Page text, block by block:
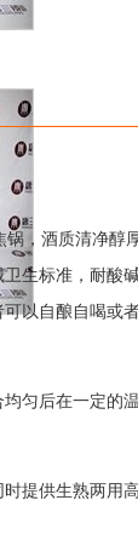
，酒质清净醇
生标准，耐酸
以自酿自喝或
匀后在一定的
提供生熟两用